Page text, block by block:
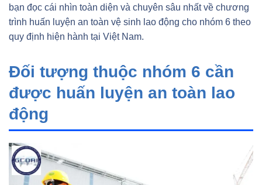
bạn đọc cái nhìn toàn diện và chuyên sâu nhất về chương
trình huấn luyện an toàn vệ sinh lao động cho nhóm 6 theo
quy định hiện hành tại Việt Nam.
Đối tượng thuộc nhóm 6 cần
được huấn luyện an toàn lao
động